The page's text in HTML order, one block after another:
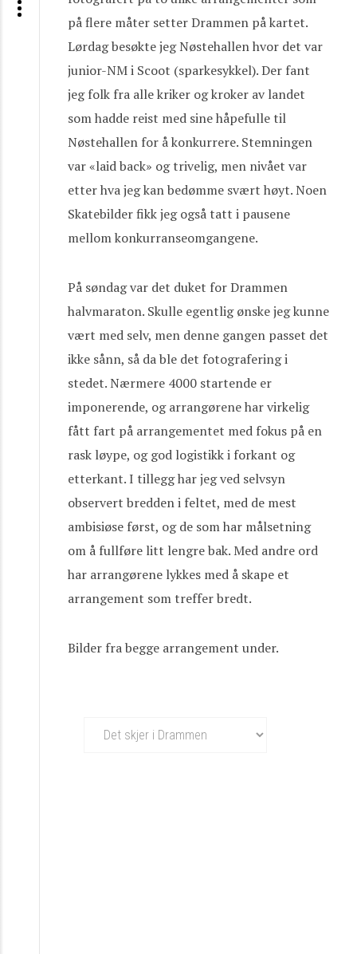
på flere måter setter Drammen på kartet.
Lørdag besøkte jeg Nøstehallen hvor det var
junior-NM i Scoot (sparkesykkel). Der fant
jeg folk fra alle kriker og kroker av landet
som hadde reist med sine håpefulle til
Nøstehallen for å konkurrere. Stemningen
var «laid back» og trivelig, men nivået var
etter hva jeg kan bedømme svært høyt. Noen
Skatebilder fikk jeg også tatt i pausene
mellom konkurranseomgangene.
På søndag var det duket for Drammen
halvmaraton. Skulle egentlig ønske jeg kunne
vært med selv, men denne gangen passet det
ikke sånn, så da ble det fotografering i
stedet. Nærmere 4000 startende er
imponerende, og arrangørene har virkelig
fått fart på arrangementet med fokus på en
rask løype, og god logistikk i forkant og
etterkant. I tillegg har jeg ved selvsyn
observert bredden i feltet, med de mest
ambisiøse først, og de som har målsetning
om å fullføre litt lengre bak. Med andre ord
har arrangørene lykkes med å skape et
arrangement som treffer bredt.
Bilder fra begge arrangement under.